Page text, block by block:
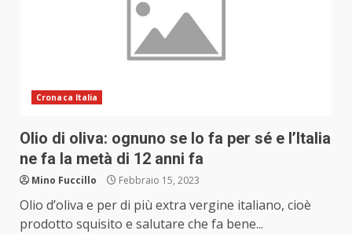
Cronaca Italia
Olio di oliva: ognuno se lo fa per sé e l’Italia
ne fa la metà di 12 anni fa
Mino Fuccillo Febbraio 15, 2023
Olio d’oliva e per di più extra vergine italiano, cioè
prodotto squisito e salutare che fa bene...